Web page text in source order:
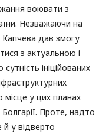
воювати з
Незважаючи на
Капчева дав змогу
з актуальною і
ініційованих
місце у цих планах
Проте, надто
у відверто